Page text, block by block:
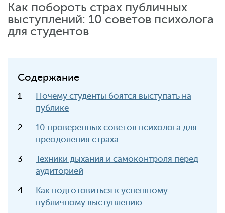
Как побороть страх публичных
выступлений: 10 советов психолога
для студентов
Содержание
Почему студенты боятся выступать на
публике
10 проверенных советов психолога для
преодоления страха
Техники дыхания и самоконтроля перед
аудиторией
Как подготовиться к успешному
публичному выступлению